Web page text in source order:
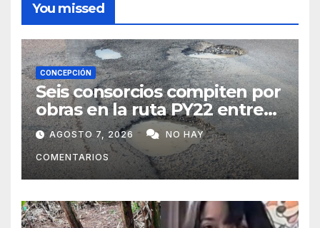
You missed
CONCEPCIÓN
Seis consorcios compiten por
obras en la ruta PY22 entre
Concepción y Vallemí
AGOSTO 7, 2026 NO HAY
COMENTARIOS